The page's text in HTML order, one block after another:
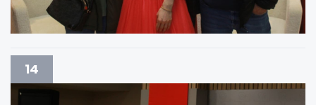
14